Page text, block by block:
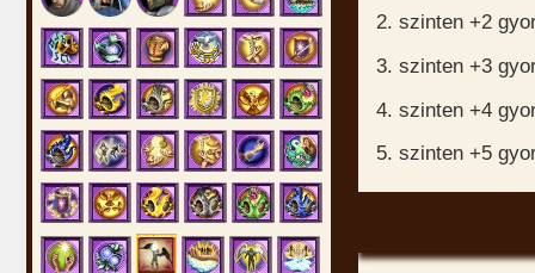
2. szinten +2
3. szinten +3
4. szinten +4
5. szinten +5